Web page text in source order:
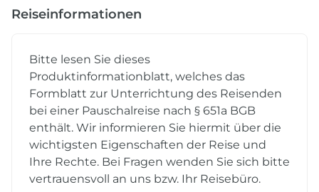
Reiseinformationen
Bitte lesen Sie dieses
Produktinformationblatt, welches das
Formblatt zur Unterrichtung des Reisenden
bei einer Pauschalreise nach § 651a BGB
enthält. Wir informieren Sie hiermit über die
wichtigsten Eigenschaften der Reise und
Ihre Rechte. Bei Fragen wenden Sie sich bitte
vertrauensvoll an uns bzw. Ihr Reisebüro.